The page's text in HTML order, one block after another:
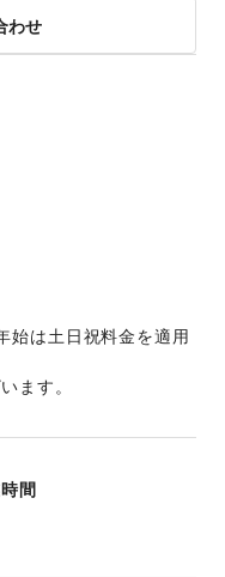
わせ
始は土日祝料金を適用
ます。
間